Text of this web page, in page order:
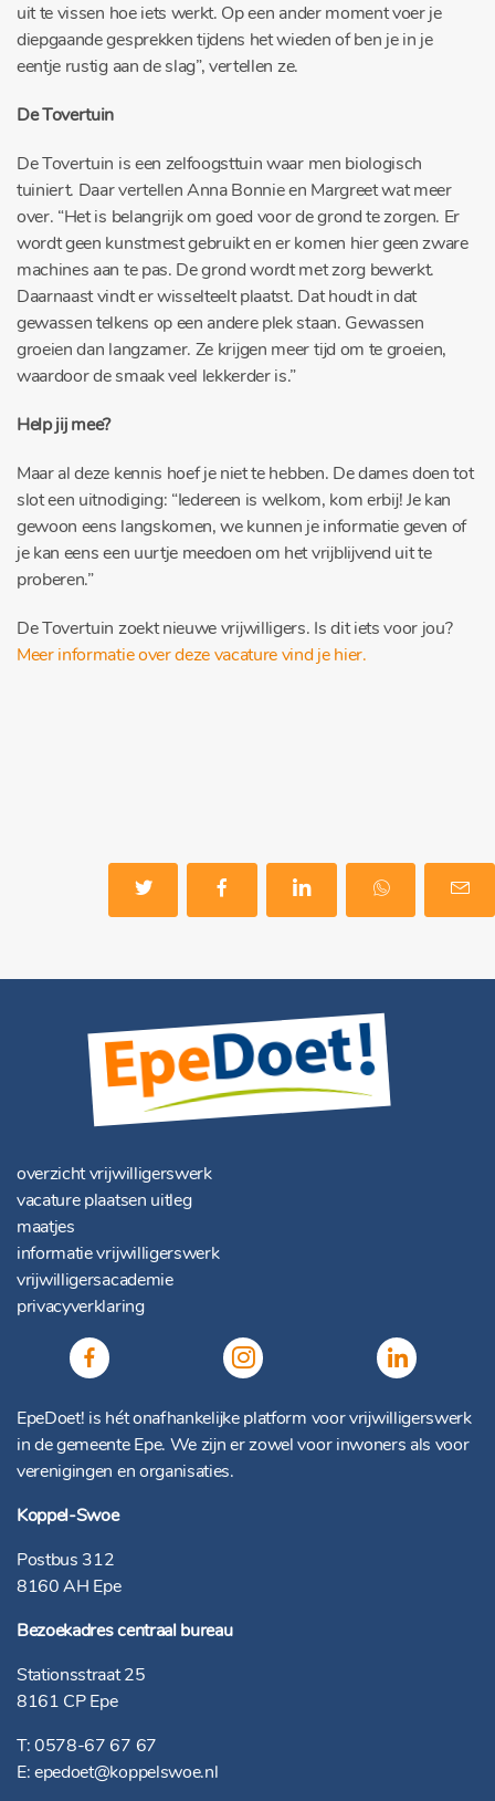
uit te vissen hoe iets werkt. Op een ander moment voer je
diepgaande gesprekken tijdens het wieden of ben je in je
eentje rustig aan de slag”, vertellen ze.
De Tovertuin
De Tovertuin is een zelfoogsttuin waar men biologisch
tuiniert. Daar vertellen Anna Bonnie en Margreet wat meer
over. “Het is belangrijk om goed voor de grond te zorgen. Er
wordt geen kunstmest gebruikt en er komen hier geen zware
machines aan te pas. De grond wordt met zorg bewerkt.
Daarnaast vindt er wisselteelt plaatst. Dat houdt in dat
gewassen telkens op een andere plek staan. Gewassen
groeien dan langzamer. Ze krijgen meer tijd om te groeien,
waardoor de smaak veel lekkerder is.”
Help jij mee?
Maar al deze kennis hoef je niet te hebben. De dames doen tot
slot een uitnodiging: “Iedereen is welkom, kom erbij! Je kan
gewoon eens langskomen, we kunnen je informatie geven of
je kan eens een uurtje meedoen om het vrijblijvend uit te
proberen.”
De Tovertuin zoekt nieuwe vrijwilligers. Is dit iets voor jou?
Meer informatie over deze vacature vind je hier.
overzicht vrijwilligerswerk
vacature plaatsen uitleg
maatjes
informatie vrijwilligerswerk
vrijwilligersacademie
privacyverklaring
EpeDoet! is hét onafhankelijke platform voor vrijwilligerswerk
in de gemeente Epe. We zijn er zowel voor inwoners als voor
verenigingen en organisaties.
Koppel-Swoe
Postbus 312
8160 AH Epe
Bezoekadres centraal bureau
Stationsstraat 25
8161 CP Epe
T:0578-67 67 67
E:epedoet@koppelswoe.nl